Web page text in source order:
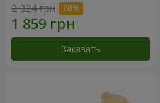
2 324 грн
Заказать